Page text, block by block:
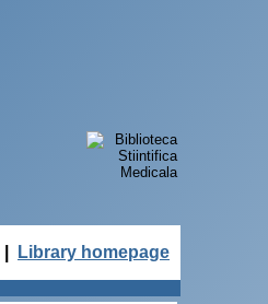
Library homepage